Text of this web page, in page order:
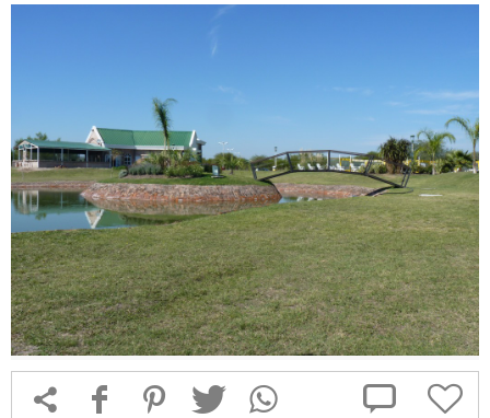
 f 1 T  